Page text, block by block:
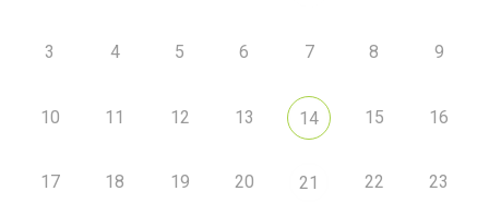
3 4 5 6 7 8 9
10 11 12 13 14 15 16
17 18 19 20 21 22 23